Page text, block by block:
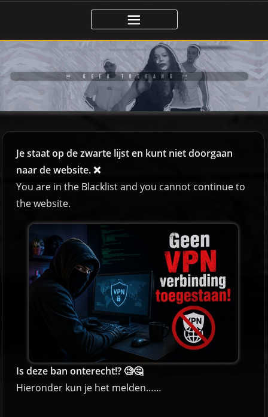
🚨 GEEN TOEGANG ‼️
Je staat op de zwarte lijst en kunt niet doorgaan
naar de website. ❌
You are in the Blacklist and you cannot continue to
the website.
Is deze ban onterecht!? 🧐🤔
Hieronder kun je het melden……